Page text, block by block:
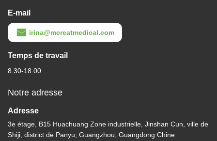
E-mail
irina@mcreatmedical.com
Temps de travail
8:30-18:00
Notre adresse
Adresse
3e étage, B15 Huachuang Zone industrielle, Jinshan Cun, ville de
Shiji, district de Panyu, Guangzhou, Guangdong Chine